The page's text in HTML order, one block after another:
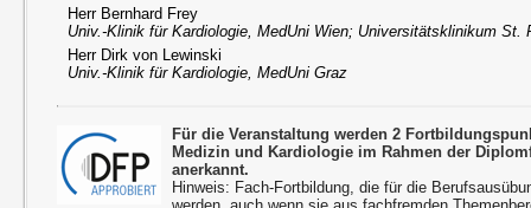
Herr Bernhard Frey
Univ.-Klinik für Kardiologie, MedUni Wien; Universitätsklinikum St.
Herr Dirk von Lewinski
Univ.-Klinik für Kardiologie, MedUni Graz
Für die Veranstaltung werden 2
Medizin und Kardiologie im Rahmen der
anerkannt.
Hinweis: Fach-Fortbildung, die für die